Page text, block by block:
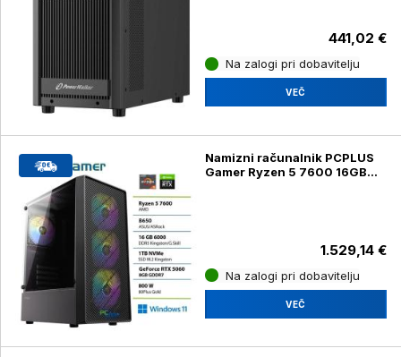
441,02 €
Na zalogi pri dobavitelju
VEČ
Namizni računalnik PCPLUS
Gamer Ryzen 5 7600 16GB
1.529,14 €
Na zalogi pri dobavitelju
VEČ